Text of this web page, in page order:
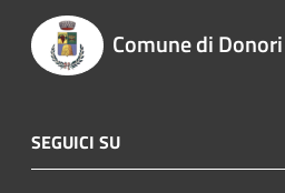
Comune di Donori
SEGUICI SU